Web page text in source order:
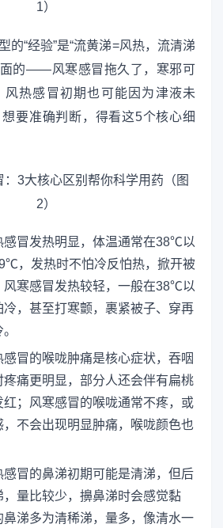
的“经验”是“流黄涕=风热，流清涕
面的——风寒感冒拖久了，寒邪可
风热感冒初期也可能因为津液未
要准确判断，得看这5个核心细
感冒发热明显，体温通常在38℃以
，发热时不怕冷反怕热，掀开被
风寒感冒发热较轻，一般在38℃以
，甚至打寒颤，裹紧被子、穿再
感冒的喉咙肿痛是核心症状，吞咽
疼痛更明显，部分人还会伴有扁桃
；风寒感冒的喉咙通常不疼，或
，不会出现明显肿痛，喉咙颜色也
感冒的鼻涕初期可能是清涕，但后
量比较少，擤鼻涕时会感觉黏
鼻涕多为清稀涕，量多，像清水一